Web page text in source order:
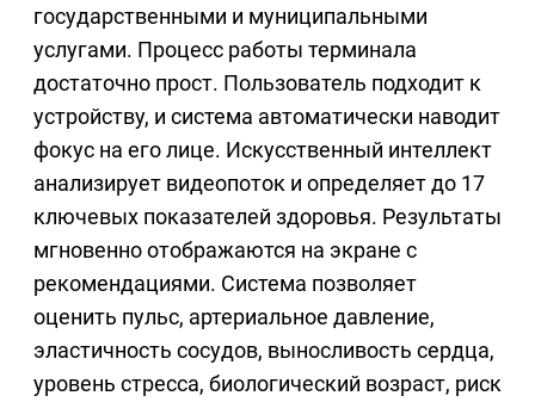
государственными и муниципальными
услугами. Процесс работы терминала
достаточно прост. Пользователь подходит к
устройству, и система автоматически наводит
фокус на его лице. Искусственный интеллект
анализирует видеопоток и определяет до 17
ключевых показателей здоровья. Результаты
мгновенно отображаются на экране с
рекомендациями. Система позволяет
оценить пульс, артериальное давление,
эластичность сосудов, выносливость сердца,
уровень стресса, биологический возраст, риск